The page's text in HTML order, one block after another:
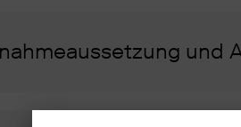
und